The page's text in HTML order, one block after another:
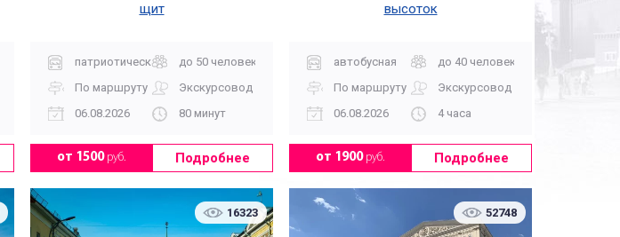
щит
патриотическая
до 50 человек
По маршруту
Экскурсовод
06.08.2026
80 минут
от 1500руб. Подробнее
высоток
автобусная
до 40 человек
По маршруту
Экскурсовод
06.08.2026
4 часа
от 1900руб. Подробнее
16323 52748